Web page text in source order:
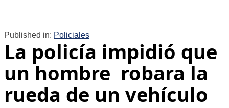
Published in: Policiales
La policía impidió que
un hombre robara la
rueda de un vehículo